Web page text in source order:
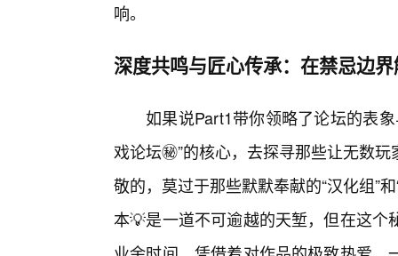
响。
深度共鸣与匠心传承：在禁忌边
如果说Part1带你领略了论坛的表
戏论坛㊙️”的核心，去探寻那些让无数
敬的，莫过于那些默默奉献的“汉化组”
本💡是一道不可逾越的天堑，但在这